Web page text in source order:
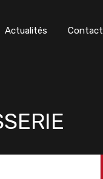
Actualités Contact